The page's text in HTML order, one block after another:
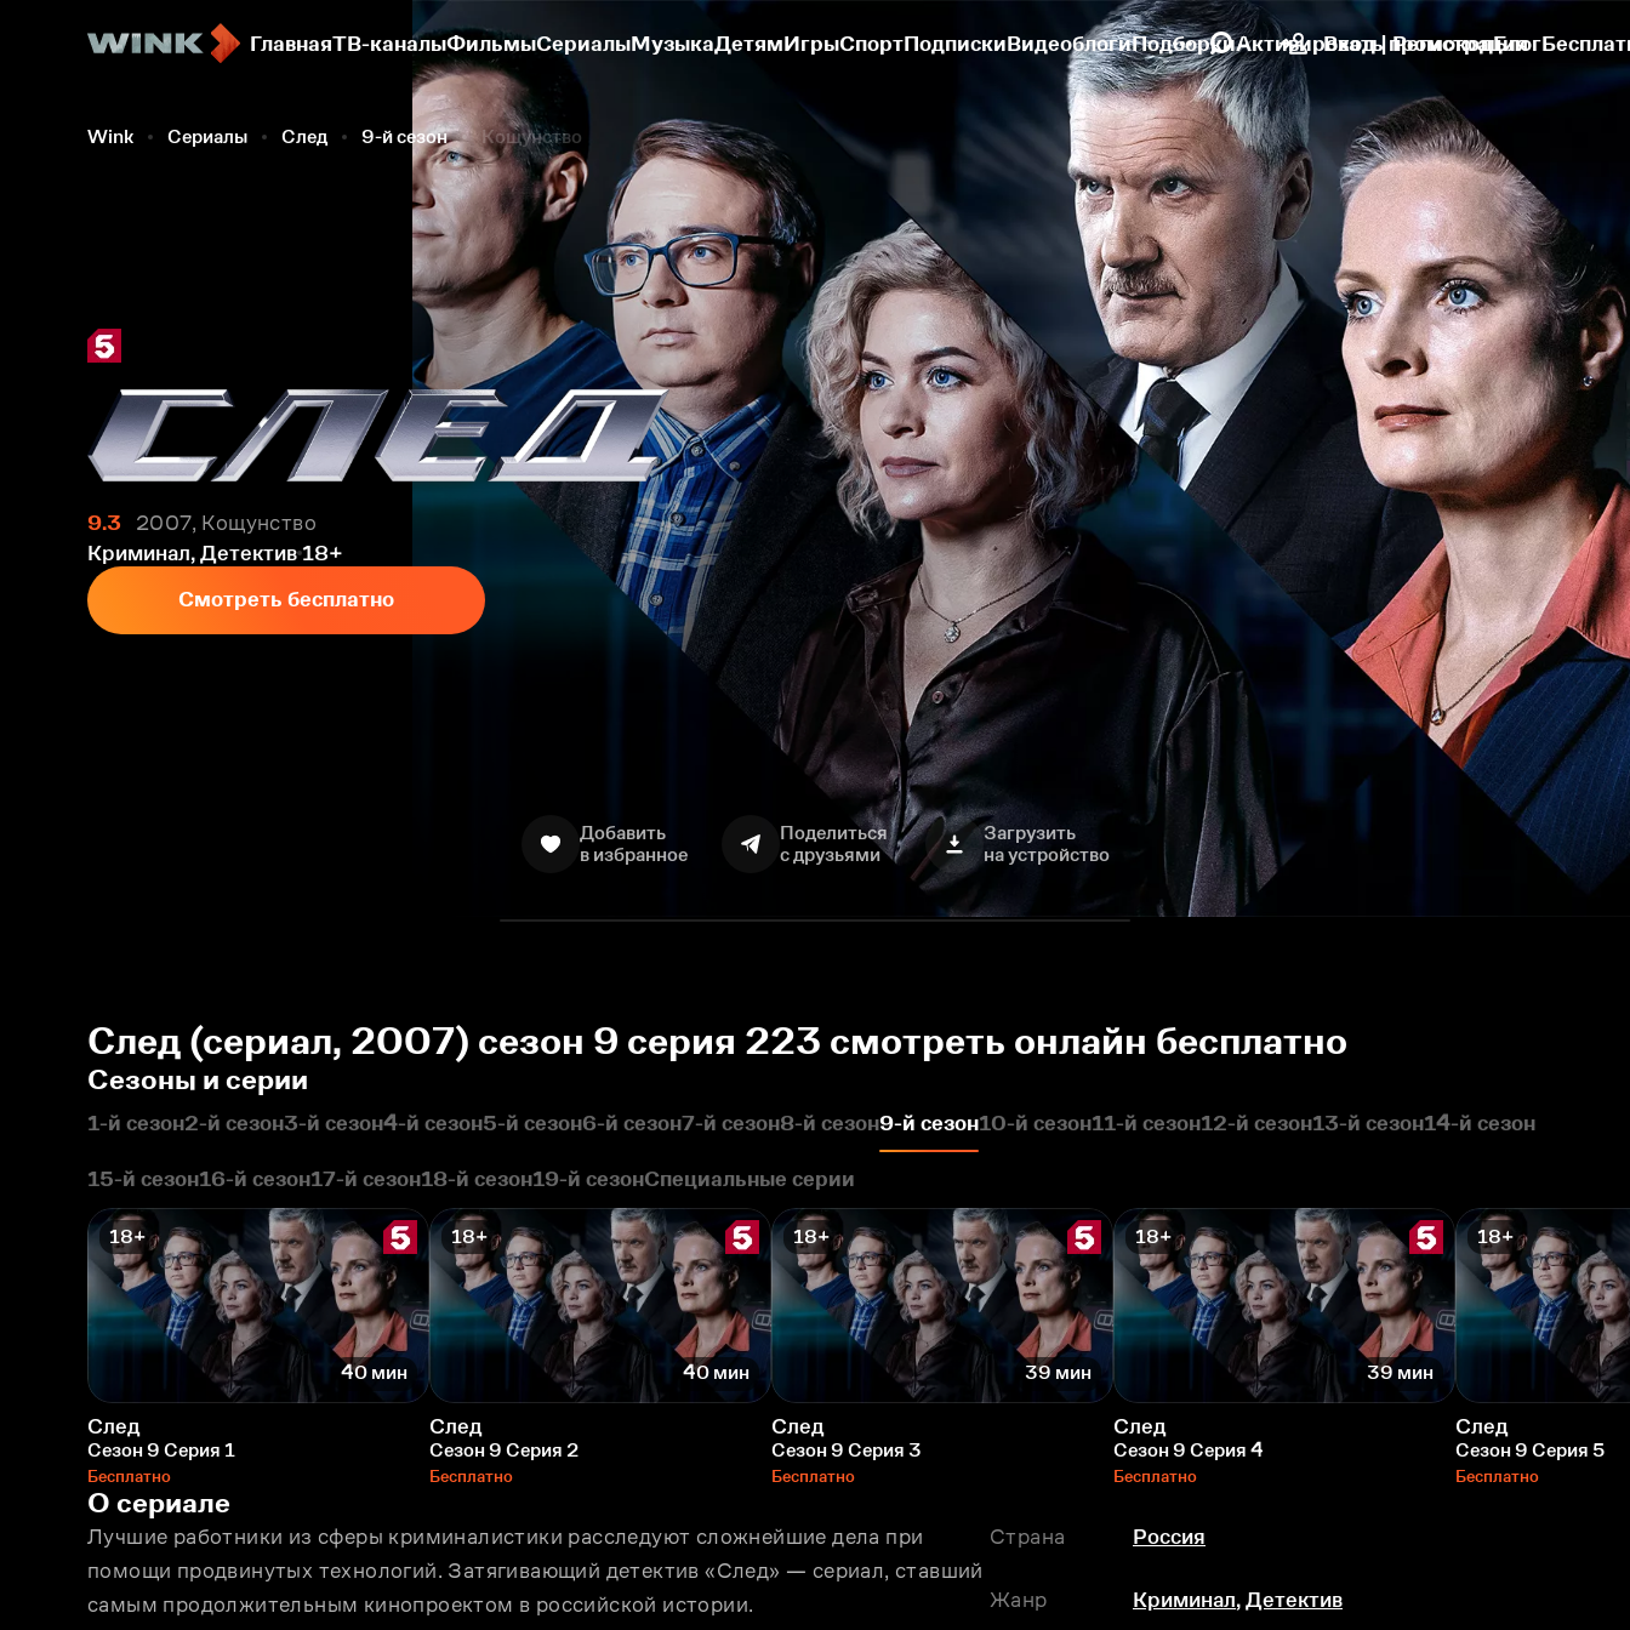
ГлавнаяТВ-каналыФильмыСериалыМузыкаДетямИгрыСпортПодпискиВидеоблогиПодборкиАктивировать промокодБлог
Вход | Регистрация
Wink Сериалы След 9-й сезон Кощунство
9.3
2007, Кощунство
Криминал, Детектив 18+
Смотреть бесплатно
Добавить
в избранное
Поделиться
с друзьями
Загрузить
на устройство
След (сериал, 2007) сезон 9 серия 223 смотреть онлайн бесплатно
Сезоны и серии
1-й сезон2-й сезон3-й сезон4-й сезон5-й сезон6-й сезон7-й сезон8-й сезон9-й сезон10-й сезон11-й сезон12-й сезон13-й сезон14-й сезон
15-й сезон16-й сезон17-й сезон18-й сезон19-й сезонСпециальные серии
18+
40 мин
След
Сезон 9 Серия 1
Бесплатно
18+
40 мин
След
Сезон 9 Серия 2
Бесплатно
18+
39 мин
След
Сезон 9 Серия 3
Бесплатно
18+
39 мин
След
Сезон 9 Серия 4
Бесплатно
18+
След
Сезон 9 Серия 5
Бесплатно
О сериале
Лучшие работники из сферы криминалистики расследуют сложнейшие дела при
помощи продвинутых технологий. Затягивающий детектив «След» — сериал, ставший
самым продолжительным кинопроектом в российской истории.
Страна Россия
Жанр Криминал, Детектив